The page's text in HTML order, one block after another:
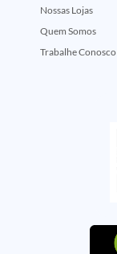
Nossas Lojas
Quem Somos
Trabalhe Conosco